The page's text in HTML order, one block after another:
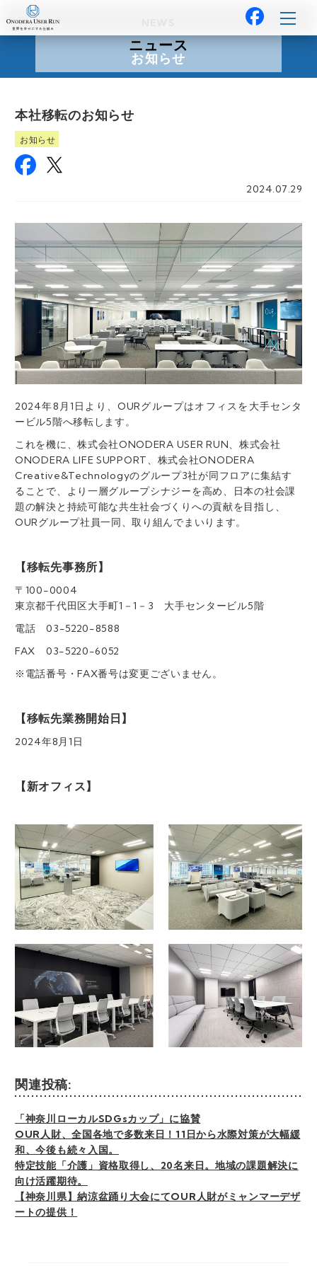
ニュース
お知らせ
本社移転のお知らせ
お知らせ
2024.07.29
2024年8月1日より、OURグループはオフィスを大手センタ
ービル5階へ移転します。
これを機に、株式会社ONODERA USER RUN、株式会社
ONODERA LIFE SUPPORT、株式会社ONODERA
Creative&Technologyのグループ3社が同フロアに集結す
ることで、より一層グループシナジーを高め、日本の社会課
題の解決と持続可能な共生社会づくりへの貢献を目指し、
OURグループ社員一同、取り組んでまいります。
【移転先事務所】
〒100-0004
東京都千代田区大手町1－1－3 大手センタービル5階
電話 03-5220-8588
FAX 03-5220-6052
※電話番号・FAX番号は変更ございません。
【移転先業務開始日】
2024年8月1日
【新オフィス】
関連投稿:
「神奈川ローカルSDGsカップ」に協賛
OUR人財、全国各地で多数来日！11日から水際対策が大幅緩
和、今後も続々入国。
特定技能「介護」資格取得し、20名来日。地域の課題解決に
向け活躍期待。
【神奈川県】納涼盆踊り大会にてOUR人財がミャンマーデザ
ートの提供！